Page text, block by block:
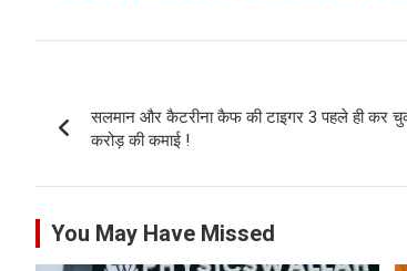
navigation
सलमान और कैटरीना कैफ की टाइगर 3 पहले ही कर
करोड़ की कमाई !
You May Have Missed